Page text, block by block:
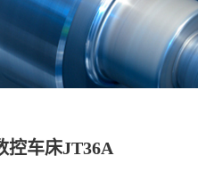
控车床JT36A